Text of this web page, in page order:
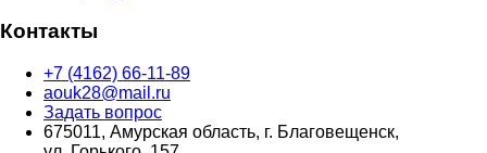
Контакты
+7 (4162) 66-11-89
aouk28@mail.ru
Задать вопрос
675011, Амурская область, г. Благовещенск,